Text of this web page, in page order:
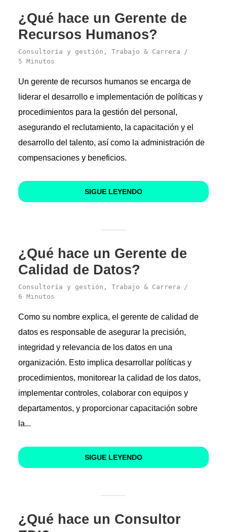
¿Qué hace un Gerente de
Recursos Humanos?
Consultoría y gestión , Trabajo & Carrera
5 Minutos
Un gerente de recursos humanos se encarga de
liderar el desarrollo e implementación de políticas y
procedimientos para la gestión del personal,
asegurando el reclutamiento, la capacitación y el
desarrollo del talento, así como la administración de
compensaciones y beneficios.
SIGUE LEYENDO
¿Qué hace un Gerente de
Calidad de Datos?
Consultoría y gestión , Trabajo & Carrera
6 Minutos
Como su nombre explica, el gerente de calidad de
datos es responsable de asegurar la precisión,
integridad y relevancia de los datos en una
organización. Esto implica desarrollar políticas y
procedimientos, monitorear la calidad de los datos,
implementar controles, colaborar con equipos y
departamentos, y proporcionar capacitación sobre
la...
SIGUE LEYENDO
¿Qué hace un Consultor